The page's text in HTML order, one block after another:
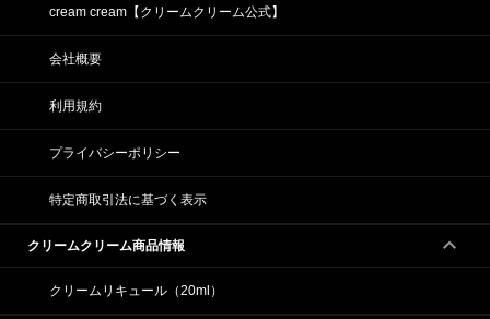
cream cream【クリームクリーム公式】
会社概要
利用規約
プライバシーポリシー
特定商取引法に基づく表示
クリームクリーム商品情報
クリームリキュール（20ml）